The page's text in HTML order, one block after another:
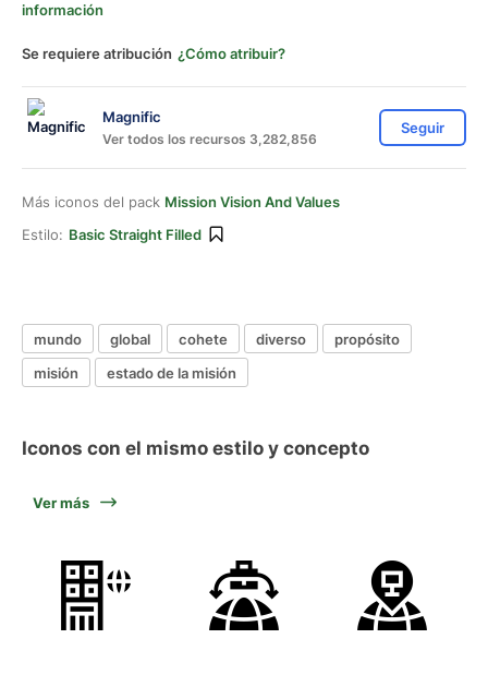
información
Se requiere atribución ¿Cómo atribuir?
Magnific
Ver todos los recursos 3,282,856
Seguir
Más iconos del pack Mission Vision And Values
Estilo: Basic Straight Filled
mundo global cohete diverso
propósito
misión
estado de la misión
Iconos con el mismo estilo y concepto
Ver más